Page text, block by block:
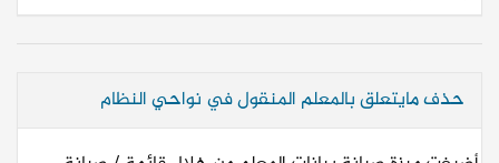
حذف مايتعلق بالمعلم المنقول في نواحي النظام